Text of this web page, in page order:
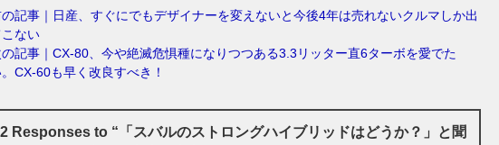
記事｜日産、すぐにでもデザイナーを変えないと今後4年は売れないクルマしか出
こない
の記事｜CX-80、今や絶滅危惧種になりつつある3.3リッター直6ターボを愛でた
CX-60も早く改良すべき！
2 Responses to “「スバルのストロングハイブリッドはどうか？」と聞